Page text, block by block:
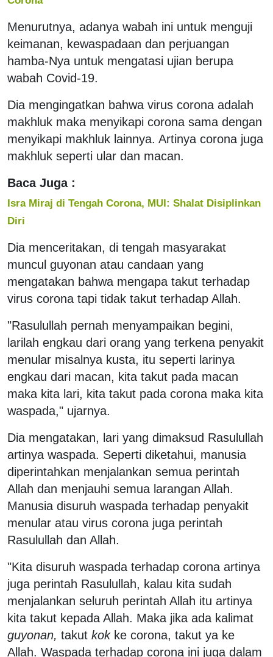
Menurutnya, adanya wabah ini untuk menguji
keimanan, kewaspadaan dan perjuangan
hamba-Nya untuk mengatasi ujian berupa
wabah Covid-19.
Dia mengingatkan bahwa virus corona adalah
makhluk maka menyikapi corona sama dengan
menyikapi makhluk lainnya. Artinya corona juga
makhluk seperti ular dan macan.
Baca Juga :
Isra Miraj di Tengah Corona, MUI: Shalat Disiplinkan
Diri
Dia menceritakan, di tengah masyarakat
muncul guyonan atau candaan yang
mengatakan bahwa mengapa takut terhadap
virus corona tapi tidak takut terhadap Allah.
"Rasulullah pernah menyampaikan begini,
larilah engkau dari orang yang terkena penyakit
menular misalnya kusta, itu seperti larinya
engkau dari macan, kita takut pada macan
maka kita lari, kita takut pada corona maka kita
waspada," ujarnya.
Dia mengatakan, lari yang dimaksud Rasulullah
artinya waspada. Seperti diketahui, manusia
diperintahkan menjalankan semua perintah
Allah dan menjauhi semua larangan Allah.
Manusia disuruh waspada terhadap penyakit
menular atau virus corona juga perintah
Rasulullah dan Allah.
"Kita disuruh waspada terhadap corona artinya
juga perintah Rasulullah, kalau kita sudah
menjalankan seluruh perintah Allah itu artinya
kita takut kepada Allah. Maka jika ada kalimat
guyonan, takut kokke corona, takut ya ke
Allah. Waspada terhadap corona ini juga dalam